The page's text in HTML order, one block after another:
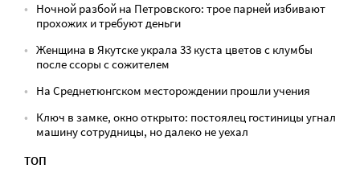
Ночной разбой на Петровского: трое парней избивают
прохожих и требуют деньги
Женщина в Якутске украла 33 куста цветов с клумбы
после ссоры с сожителем
На Среднетюнгском месторождении прошли учения
Ключ в замке, окно открыто: постоялец гостиницы угнал
машину сотрудницы, но далеко не уехал
ТОП